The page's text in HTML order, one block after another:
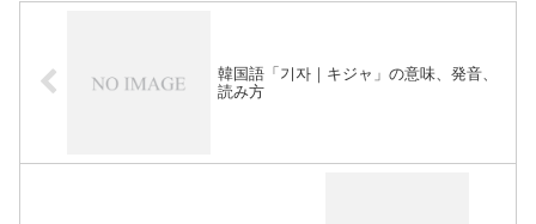
韓国語「기자｜キジャ」の意味、発音、
読み方